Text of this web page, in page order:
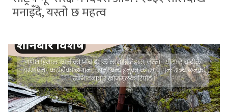
मनाइँदै, यस्तो छ महत्व